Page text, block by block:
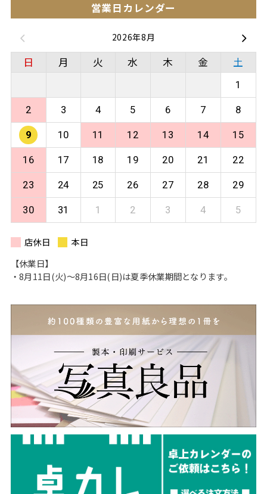
営業日カレンダー
2026年8月
日 月 火 水 木 金 土
1
2 3 4 5 6 7 8
9 10 11 12 13 14 15
16 17 18 19 20 21 22
23 24 25 26 27 28 29
30 31 1 2 3 4 5
店休日
本日
【休業日】
・8月11日(火)〜8月16日(日)は夏季休業期間となります。